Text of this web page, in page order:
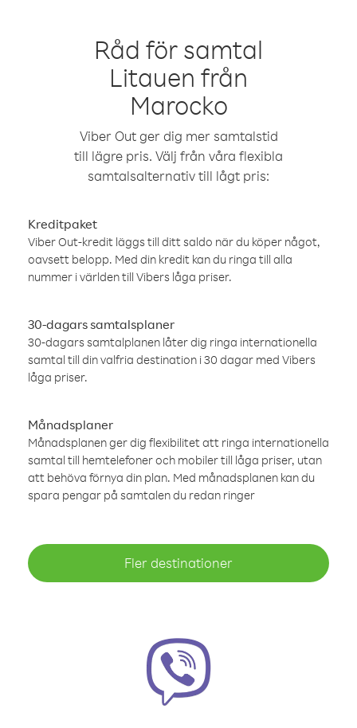
Råd för samtal
Litauen från
Marocko
Viber Out ger dig mer samtalstid
till lägre pris. Välj från våra flexibla
samtalsalternativ till lågt pris:
Kreditpaket
Viber Out-kredit läggs till ditt saldo när du köper något,
oavsett belopp. Med din kredit kan du ringa till alla
nummer i världen till Vibers låga priser.
30-dagars samtalsplaner
30-dagars samtalplanen låter dig ringa internationella
samtal till din valfria destination i 30 dagar med Vibers
låga priser.
Månadsplaner
Månadsplanen ger dig flexibilitet att ringa internationella
samtal till hemtelefoner och mobiler till låga priser, utan
att behöva förnya din plan. Med månadsplanen kan du
spara pengar på samtalen du redan ringer
Fler destinationer